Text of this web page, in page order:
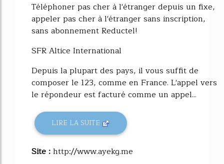
Téléphoner pas cher à l'étranger depuis un fixe,
appeler pas cher à l'étranger sans inscription,
sans abonnement Reductel!
SFR Altice International
Depuis la plupart des pays, il vous suffit de
composer le 123, comme en France. L'appel vers
le répondeur est facturé comme un appel...
LIRE LA SUITE
Site :http://www.ayekg.me